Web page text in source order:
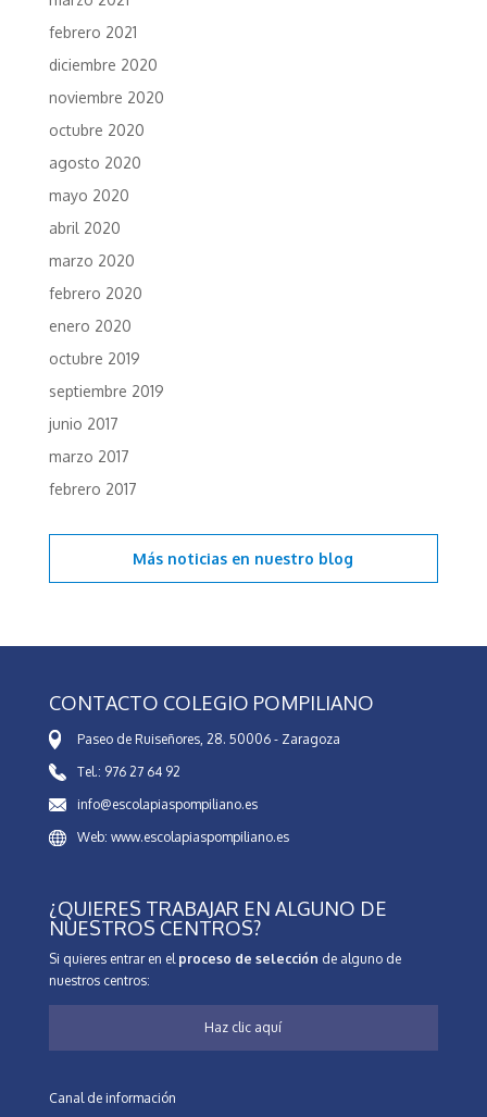
febrero 2021
diciembre 2020
noviembre 2020
octubre 2020
agosto 2020
mayo 2020
abril 2020
marzo 2020
febrero 2020
enero 2020
octubre 2019
septiembre 2019
junio 2017
marzo 2017
febrero 2017
Más noticias en nuestro blog
CONTACTO COLEGIO POMPILIANO
Paseo de Ruiseñores, 28. 50006 - Zaragoza
Tel.: 976 27 64 92
info@escolapiaspompiliano.es
Web: www.escolapiaspompiliano.es
¿QUIERES TRABAJAR EN ALGUNO DE
NUESTROS CENTROS?
Si quieres entrar en el proceso de selección de alguno de
nuestros centros:
Haz clic aquí
Canal de información